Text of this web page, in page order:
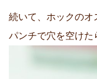
続いて、ホックのオ
パンチで穴を空けた